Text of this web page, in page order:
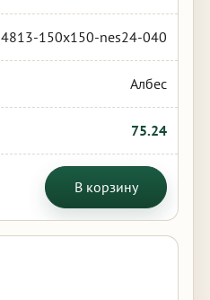
4813-150x150-nes24-040
Албес
75.24
В корзину